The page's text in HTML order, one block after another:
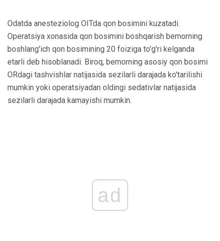
Odatda anesteziolog OITda qon bosimini kuzatadi.
Operatsiya xonasida qon bosimini boshqarish bemorning
boshlang'ich qon bosimining 20 foiziga to'g'ri kelganda
etarli deb hisoblanadi. Biroq, bemorning asosiy qon bosimi
ORdagi tashvishlar natijasida sezilarli darajada ko'tarilishi
mumkin yoki operatsiyadan oldingi sedativlar natijasida
sezilarli darajada kamayishi mumkin.
ad